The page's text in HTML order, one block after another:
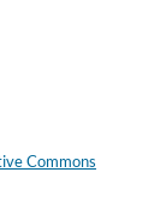
Commons